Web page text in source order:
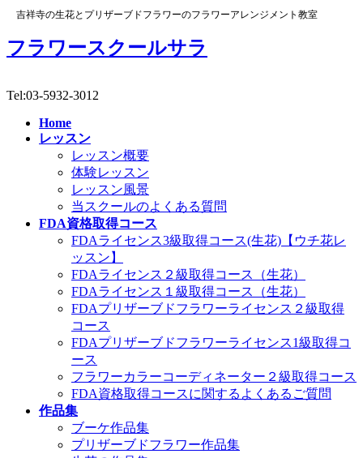
吉祥寺の生花とプリザーブドフラワーのフラワーアレンジメント教室
フラワースクールサラ
Tel:03-5932-3012
Home
レッスン
レッスン概要
体験レッスン
レッスン風景
当スクールのよくある質問
FDA資格取得コース
FDAライセンス3級取得コース(生花)【ウチ花レ
ッスン】
FDAライセンス２級取得コース（生花）
FDAライセンス１級取得コース（生花）
FDAプリザーブドフラワーライセンス２級取得
コース
FDAプリザーブドフラワーライセンス1級取得コ
ース
フラワーカラーコーディネーター２級取得コース
FDA資格取得コースに関するよくあるご質問
作品集
ブーケ作品集
プリザーブドフラワー作品集